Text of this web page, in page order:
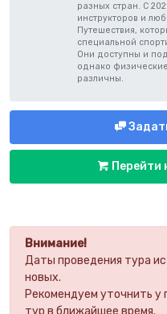
Внимание!
Даты проведения тура
новых.
Рекомендуем уточнить у
тур в ближайшее время.
разных стран. С
инструкторов и
Путешествия,
специальной
Они доступны и
однако
различны.
Перейти